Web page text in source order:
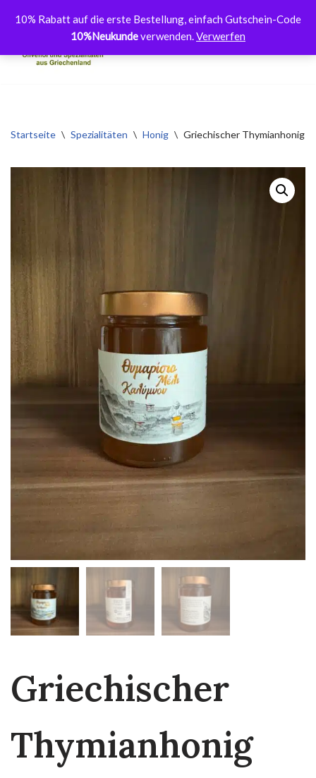
10% Rabatt auf die erste Bestellung, einfach Gutschein-Code
10%Neukundeverwenden.Verwerfen
Inhalt
Startseite \ Spezialitäten \ Honig \ Griechischer Thymianhonig
Griechischer
Thymianhonig